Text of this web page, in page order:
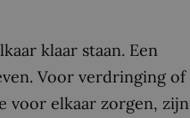
klaar staan. Een
Voor verdringing of
voor elkaar zorgen, zijn